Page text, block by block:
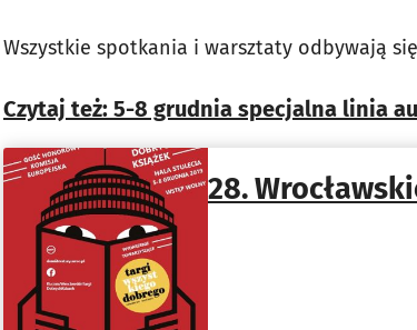
Wszystkie spotkania i warsztaty odbywają
Czytaj też: 5-8 grudnia specjalna linia
28.